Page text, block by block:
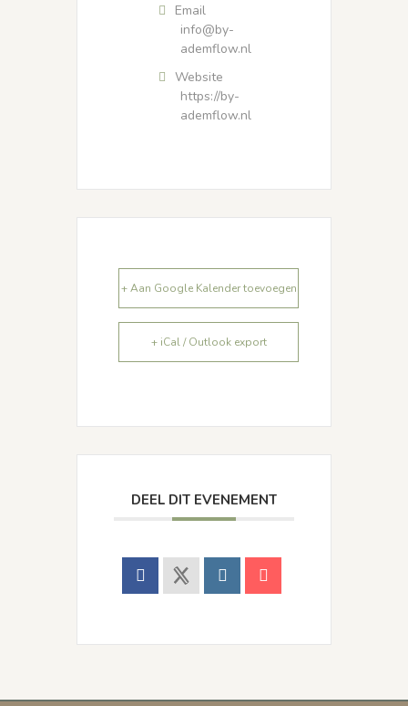
Email
info@by-
ademflow.nl
Website
https://by-
ademflow.nl
+ Aan Google Kalender toevoegen
+ iCal / Outlook export
DEEL DIT EVENEMENT